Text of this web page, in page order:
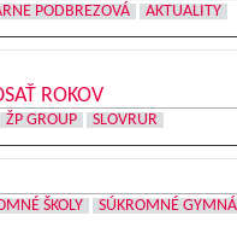
PODBREZOVÁ AKTUALITY
ROKOV
ŽP GROUP SLOVRUR
ŠKOLY
SÚKROMNÉ